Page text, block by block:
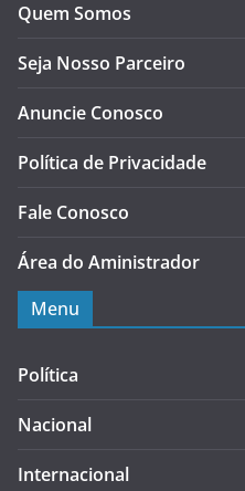
Quem Somos
Seja Nosso Parceiro
Anuncie Conosco
Política de Privacidade
Fale Conosco
Área do Aministrador
Menu
Política
Nacional
Internacional